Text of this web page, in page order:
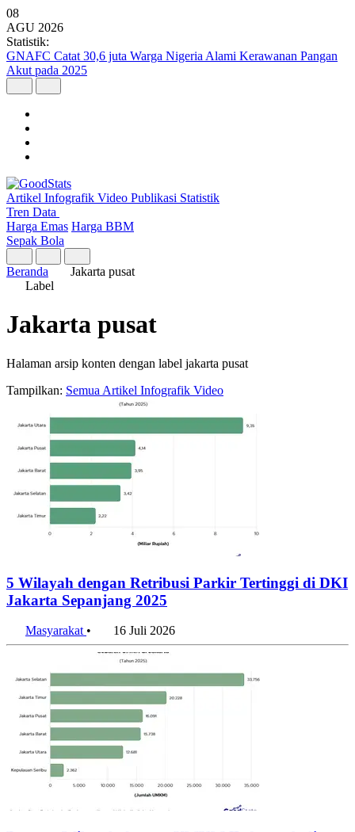
08
AGU 2026
Statistik:
GNAFC Catat 30,6 juta Warga Nigeria Alami Kerawanan Pangan
Akut pada 2025
Artikel Infografik Video Publikasi Statistik
Tren Data
Harga Emas Harga BBM
Sepak Bola
Beranda
Jakarta pusat
Label
Jakarta pusat
Halaman arsip konten dengan label jakarta pusat
Tampilkan: Semua Artikel Infografik Video
5 Wilayah dengan Retribusi Parkir Tertinggi di DKI
Jakarta Sepanjang 2025
Masyarakat • 16 Juli 2026